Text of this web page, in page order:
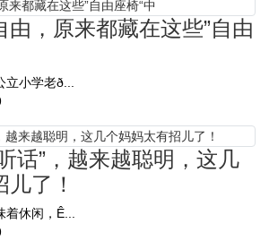
由，原来都藏在这些”自由
小学老ð...
话”，越来越聪明，这几
了！
休闲，Ê...